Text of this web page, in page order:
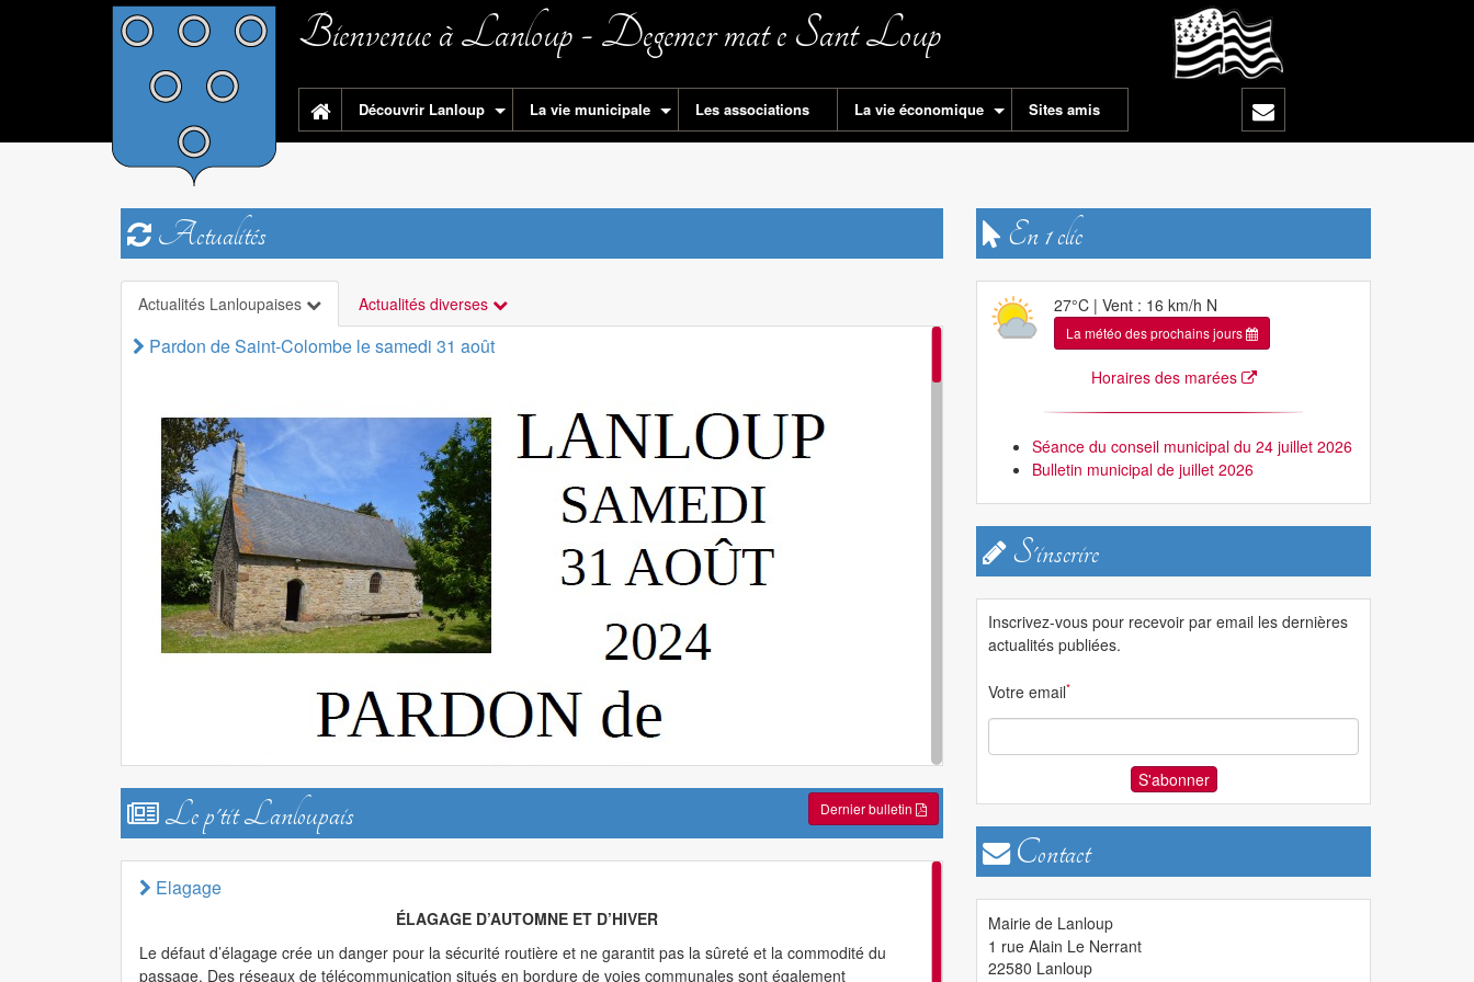
Bienvenue à Lanloup - Degemer mat e Sant Loup
Découvrir Lanloup La vie municipale Les associations La vie économique Sites amis
Actualités
Actualités Lanloupaises Actualités diverses
Pardon de Saint-Colombe le samedi 31 août
Le p'tit Lanloupais Dernier bulletin
Elagage
ÉLAGAGE D’AUTOMNE ET D’HIVER
Le défaut d’élagage crée un danger pour la sécurité routière et ne garantit pas la sûreté et la commodité du
passage. Des réseaux de télécommunication situés en bordure de voies communales sont également
En 1 clic
27°C | Vent : 16 km/h N
La météo des prochains jours
Horaires des marées
Séance du conseil municipal du 24 juillet 2026
Bulletin municipal de juillet 2026
S'inscrire
Inscrivez-vous pour recevoir par email les dernières
actualités publiées.
Votre email*
Contact
Mairie de Lanloup
1 rue Alain Le Nerrant
22580 Lanloup